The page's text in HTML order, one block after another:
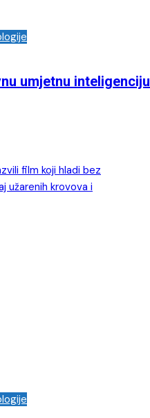
umjetnu inteligenciju